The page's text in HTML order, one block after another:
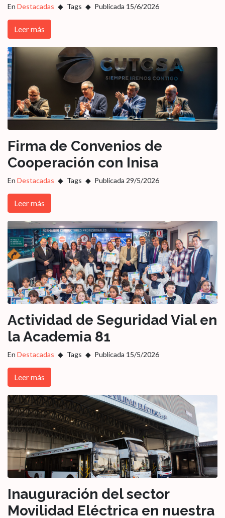
En Destacadas Tags Publicada 15/6/2026
Leer más
Firma de Convenios de
Cooperación con Inisa
En Destacadas Tags Publicada 29/5/2026
Leer más
Actividad de Seguridad Vial en
la Academia 81
En Destacadas Tags Publicada 15/5/2026
Leer más
Inauguración del sector
Movilidad Eléctrica en nuestra